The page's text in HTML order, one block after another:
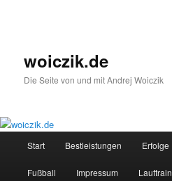
woiczik.de
Die Seite von und mit Andrej Woiczik
Start Bestleistungen Erfolge
Fußball Impressum